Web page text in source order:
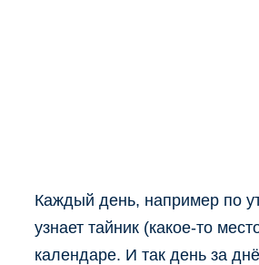
Каждый день, например по
узнает тайник (какое-то
календаре. И так день за